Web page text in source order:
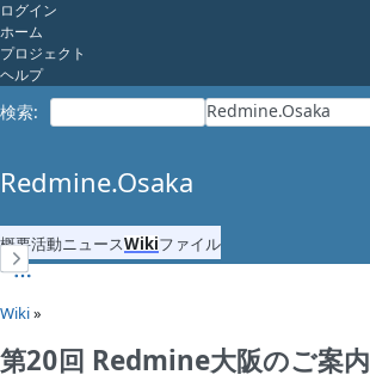
ログイン
ホーム
プロジェクト
ヘルプ
検索: Redmine.Osaka
Redmine.Osaka
概要活動ニュースWikiファイル
Wiki»
第20回 Redmine大阪のご案内